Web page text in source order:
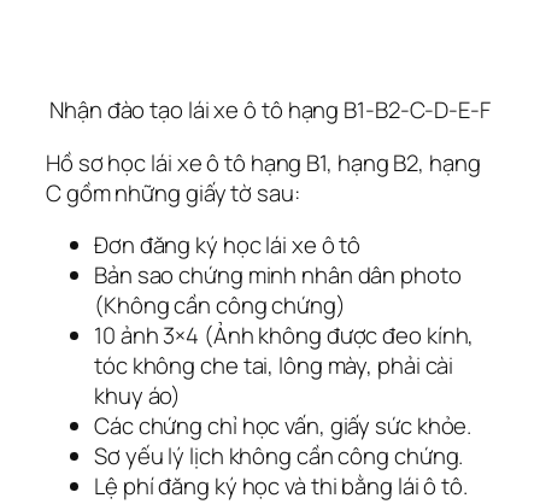
Nhận đào tạo lái xe ô tô hạng B1-B2-C-D-E-F
Hồ sơ học lái xe ô tô hạng B1, hạng B2, hạng
C gồm những giấy tờ sau:
Đơn đăng ký học lái xe ô tô
Bản sao chứng minh nhân dân photo
(Không cần công chứng)
10 ảnh 3×4 (Ảnh không được đeo kính,
tóc không che tai, lông mày, phải cài
khuy áo)
Các chứng chỉ học vấn, giấy sức khỏe.
Sơ yếu lý lịch không cần công chứng.
Lệ phí đăng ký học và thi bằng lái ô tô.